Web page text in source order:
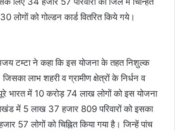
लोगों को गोल्डन कार्ड वितरित किये गये।
टम्टा ने कहा कि इस योजना के तहत निशुल्क
जिसका लाभ शहरी व ग्रामीण क्षेत्रों के निर्धन व
भारत में 10 करोड़ 74 लाख लोगों को इस योजना
में 5 लाख 37 हजार 809 परिवारों को इसका
57 लोगों को चिह्नित किया गया है। जिन्हें पांच